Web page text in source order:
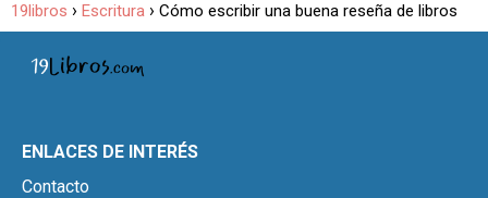
19libros Escritura Cómo escribir una buena reseña de libros
ENLACES DE INTERÉS
Contacto